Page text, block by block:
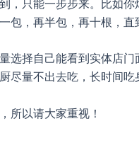
，只能一步步来。比如你
包，再半包，再十根，直
选择自己能看到实体店
尽量不出去吃，长时间吃
所以请大家重视！